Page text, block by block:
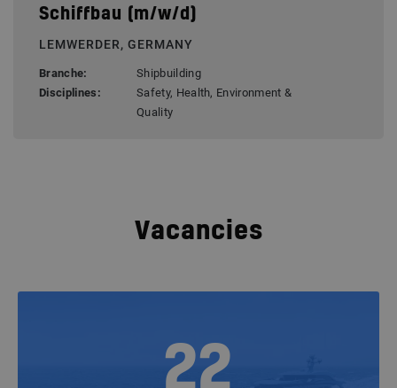
Schiffbau (m/w/d)
LEMWERDER, GERMANY
Branche:
Shipbuilding
Disciplines:
Safety, Health, Environment &
Quality
Vacancies
22